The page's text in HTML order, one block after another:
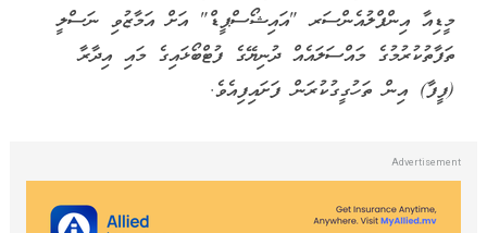
މީޑިއާ އިންފްލުއެންސަރ "އައިޝޯސްޕީޑް" އަށް އަމާޒުވި ނަސްލީ
ތަފާތުކުރުމުގެ މައްސަލައެއް ދުނިޔޭގެ ފުޓްބޯޅައިގެ މައި އިދާރާ
(ފީފާ) އިން ތަހުގީގުކުރަން ފަށައިފިއެވެ.